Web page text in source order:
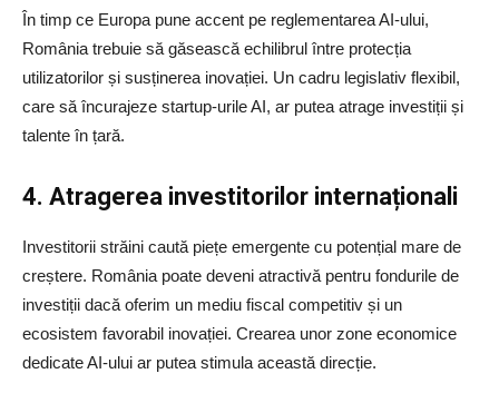
În timp ce Europa pune accent pe reglementarea AI-ului,
România trebuie să găsească echilibrul între protecția
utilizatorilor și susținerea inovației. Un cadru legislativ flexibil,
care să încurajeze startup-urile AI, ar putea atrage investiții și
talente în țară.
4. Atragerea investitorilor internaționali
Investitorii străini caută piețe emergente cu potențial mare de
creștere. România poate deveni atractivă pentru fondurile de
investiții dacă oferim un mediu fiscal competitiv și un
ecosistem favorabil inovației. Crearea unor zone economice
dedicate AI-ului ar putea stimula această direcție.